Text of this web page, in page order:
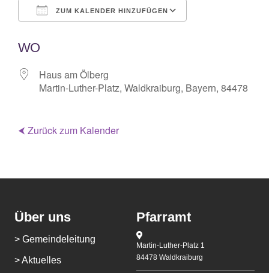
ZUM KALENDER HINZUFÜGEN
WO
Haus am Ölberg
Martin-Luther-Platz, Waldkraiburg, Bayern, 84478
⮜ Zurück zum Kalender
Über uns
> Gemeindeleitung
> Aktuelles
Pfarramt
Martin-Luther-Platz 1
84478 Waldkraiburg